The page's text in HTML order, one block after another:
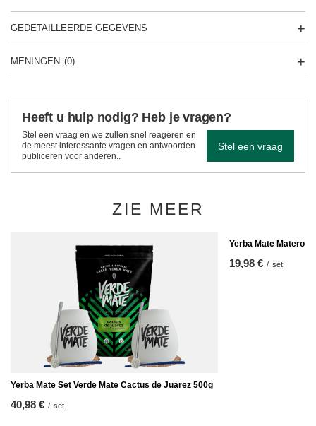
GEDETAILLEERDE GEGEVENS
MENINGEN (0)
Heeft u hulp nodig? Heb je vragen?
Stel een vraag en we zullen snel reageren en
de meest interessante vragen en antwoorden
publiceren voor anderen..
Stel een vraag
ZIE MEER
Yerba Mate Set Verde Mate Cactus de Juarez 500g
40,98 € / set
Yerba Mate Matero
19,98 € / set